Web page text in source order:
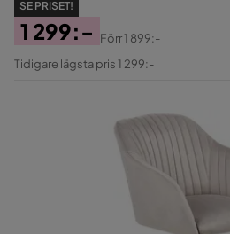
SE PRISET!
Pris
1 299:-
Original
Förr1 899:-
Tidigare lägsta pris 1 299:-